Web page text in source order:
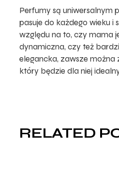
Perfumy są uniwersalnym
pasuje do każdego wieku i
względu na to, czy mama
dynamiczna, czy też
elegancka, zawsze można
który będzie dla niej
RELATED